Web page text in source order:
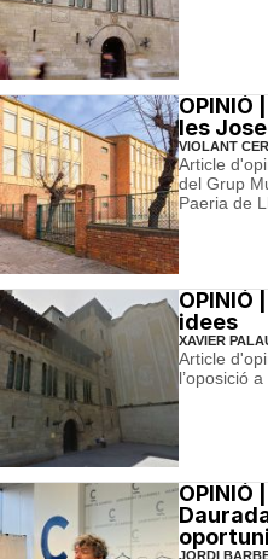
OPINIÓ
les
VIOLANT
Article
del Grup
Paeria de
idees
XAVIER
Article
l’oposició
OPINIÓ
JORDI